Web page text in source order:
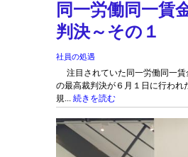
同一労働同一賃
判決～その１
社員の処遇
注目されていた同一労働同一賃
の最高裁判決が６月１日に行われ
規... 続きを読む